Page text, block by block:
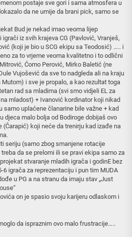
postaje sve gori i sama atmosfera u
da ne umije da brani pick, samo se
Bud je nekad imao veoma lijep
iz svih krajeva CG (Pavlović, Vranješ,
(koji je bio u SCG ekipu sa Teodosić) ….. i
za to vrjeme veoma kvalitetno i to odlični
Ćomo Perović, Mirko Baletić (ne
Vujošević da sve to nadgleda ali na kraju
i sve je propalo, a kao rezultat toga
rad sa mladima (svi smo vidjeli EL za
mladost) + Ivanović kordinator koji nikad
samo uplaćene članarine bile važne + kad
djeca malo bolja od Bodiroge dobijaš ovo
(Čarapić) koji neće da trenirju kad izađe na
seriju (samo zbog smanjene rotacije
da se prelomi ili se pravi ekipa samo za
stvaranje mladih igrača i godinE bez
igrača za reprezentaciju i pun tim MUDA
u PG a na stranu da imaju stav „Just
on je spasio svoju karijeru odlaskom i
da ispraznim ovo malo frustracije…..